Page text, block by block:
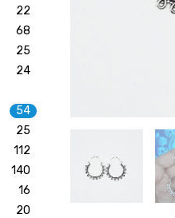
22
68
25
24
54
25
112
140
16
20